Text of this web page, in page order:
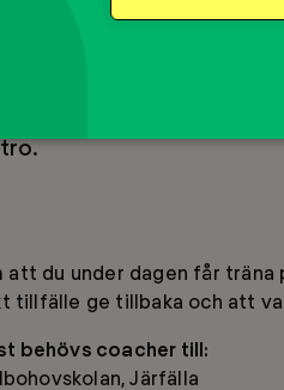
varit mentor tidigare
att du under dagen får träna
tillfälle ge tillbaka och att
behövs coacher till:
Järfälla